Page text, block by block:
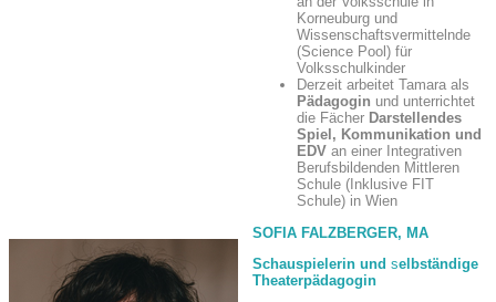
Korneuburg und
Wissenschaftsvermittelnde
(Science Pool) für
Volksschulkinder
Derzeit arbeitet Tamara als
Pädagogin und unterrichtet
die Fächer Darstellendes
Spiel, Kommunikation und
EDVan einer Integrativen
Berufsbildenden Mittleren
Schule (Inklusive FIT
Schule) in Wien
SOFIA FALZBERGER, MA
Schauspielerin und selbständige
Theaterpädagogin